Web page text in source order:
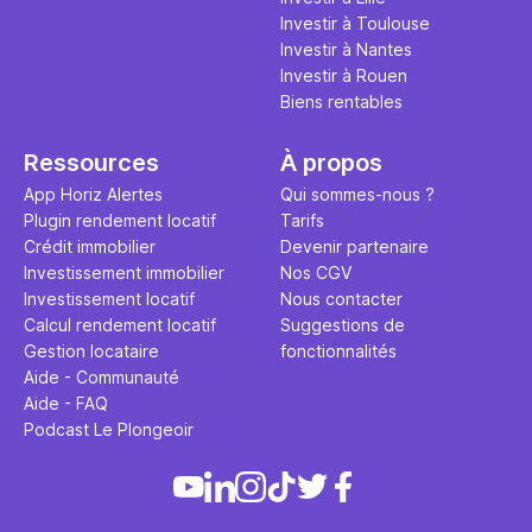
Investir à Toulouse
Investir à Nantes
Investir à Rouen
Biens rentables
Ressources
App Horiz Alertes
Plugin rendement locatif
Crédit immobilier
Investissement immobilier
Investissement locatif
Calcul rendement locatif
Gestion locataire
Aide - Communauté
Aide - FAQ
Podcast Le Plongeoir
À propos
Qui sommes-nous ?
Tarifs
Devenir partenaire
Nos CGV
Nous contacter
Suggestions de
fonctionnalités